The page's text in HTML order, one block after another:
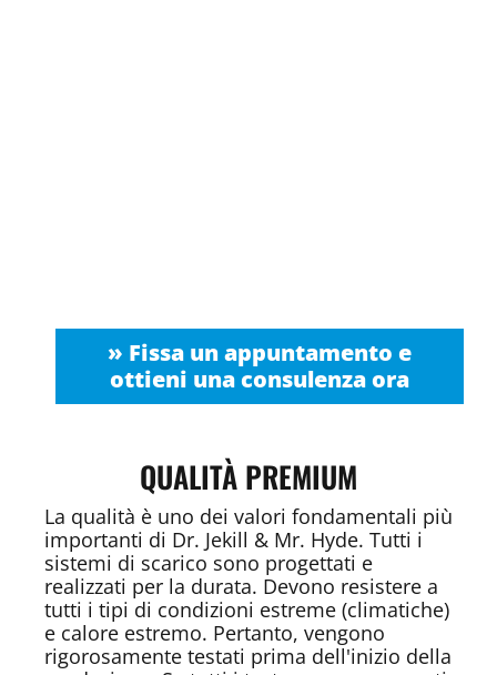
» Fissa un appuntamento e
ottieni una consulenza ora
QUALITÀ PREMIUM
La qualità è uno dei valori fondamentali più
importanti di Dr. Jekill & Mr. Hyde. Tutti i
sistemi di scarico sono progettati e
realizzati per la durata. Devono resistere a
tutti i tipi di condizioni estreme (climatiche)
e calore estremo. Pertanto, vengono
rigorosamente testati prima dell'inizio della